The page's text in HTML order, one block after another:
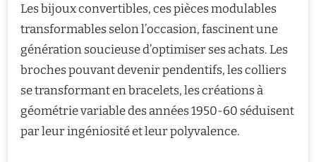
Les bijoux convertibles, ces pièces modulables
transformables selon l’occasion, fascinent une
génération soucieuse d’optimiser ses achats. Les
broches pouvant devenir pendentifs, les colliers
se transformant en bracelets, les créations à
géométrie variable des années 1950-60 séduisent
par leur ingéniosité et leur polyvalence.